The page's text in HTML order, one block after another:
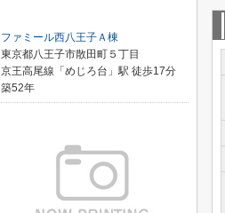
ファミール西八王子Ａ棟
東京都八王子市散田町５丁目
京王高尾線「めじろ台」駅 徒歩17分
築52年